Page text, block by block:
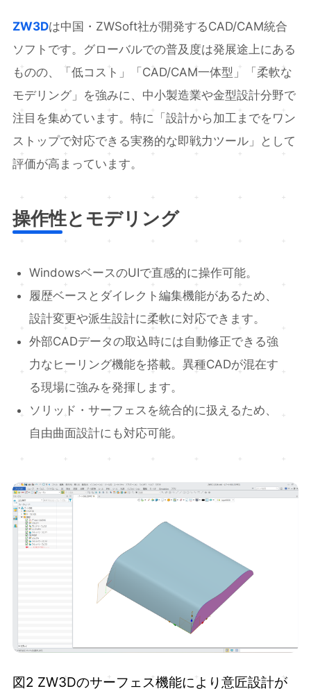
ZW3Dは中国・ZWSoft社が開発するCAD/CAM統合
ソフトです。グローバルでの普及度は発展途上にある
ものの、「低コスト」「CAD/CAM一体型」「柔軟な
モデリング」を強みに、中小製造業や金型設計分野で
注目を集めています。特に「設計から加工までをワン
ストップで対応できる実務的な即戦力ツール」として
評価が高まっています。
操作性とモデリング
WindowsベースのUIで直感的に操作可能。
履歴ベースとダイレクト編集機能があるため、
設計変更や派生設計に柔軟に対応できます。
外部CADデータの取込時には自動修正できる強
力なヒーリング機能を搭載。異種CADが混在す
る現場に強みを発揮します。
ソリッド・サーフェスを統合的に扱えるため、
自由曲面設計にも対応可能。
図2 ZW3Dのサーフェス機能により意匠設計が